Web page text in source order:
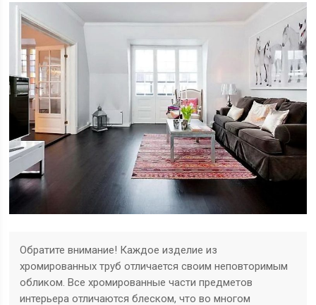
Обратите внимание! Каждое изделие из
хромированных труб отличается своим неповторимым
обликом. Все хромированные части предметов
интерьера отличаются блеском, что во многом